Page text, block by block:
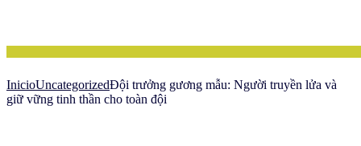
InicioUncategorizedĐội trưởng gương mẫu: Người truyền lửa và
giữ vững tinh thần cho toàn đội